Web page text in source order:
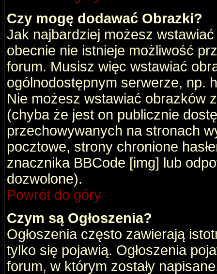
Czy mogę dodawać Obrazki?
Jak najbardziej możesz
obecnie nie istnieje możliwość
forum. Musisz więc wstawiać
ogólnodostępnym serwerze, np.
Nie możesz wstawiać obrazków
(chyba że jest on publicznie
przechowywanych na stronach
pocztowe, strony chronione
znacznika BBCode [img] lub
dozwolone).
Powrót do góry
Czym są Ogłoszenia?
Ogłoszenia często zawierają
tylko się pojawią. Ogłoszenia
forum, w którym zostały